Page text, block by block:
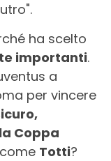
ha scelto
importanti.
a
per vincere
Coppa
Totti?